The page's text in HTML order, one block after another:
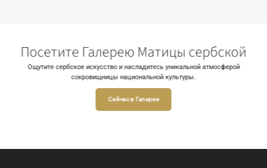
Посетите Галерею Матицы сербской
Ощутите сербское искусство и насладитесь уникальной атмосферой
сокровищницы национальной культуры.
Сейчас в Галерее